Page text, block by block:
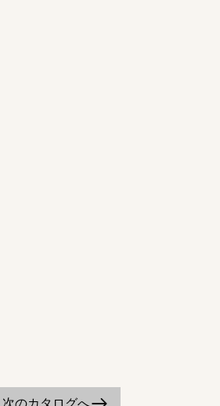
次のカタログへ